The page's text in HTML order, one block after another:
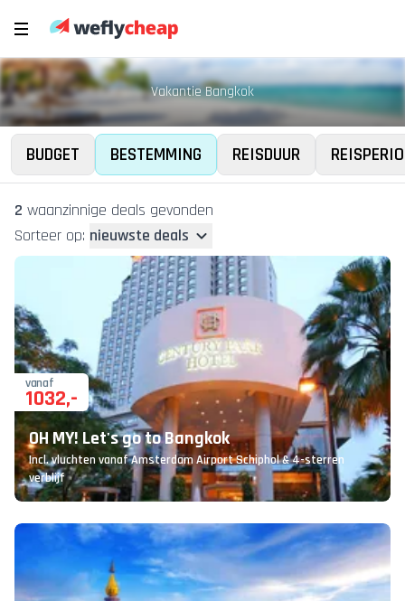
Vakantie Bangkok
BUDGET BESTEMMING REISDUUR
2 waanzinnige deals gevonden
Sorteer op: nieuwste deals
vanaf
1032,-
OH MY! Let's go to Bangkok
Incl. vluchten vanaf Amsterdam Airport Schiphol & 4-sterren
verblijf